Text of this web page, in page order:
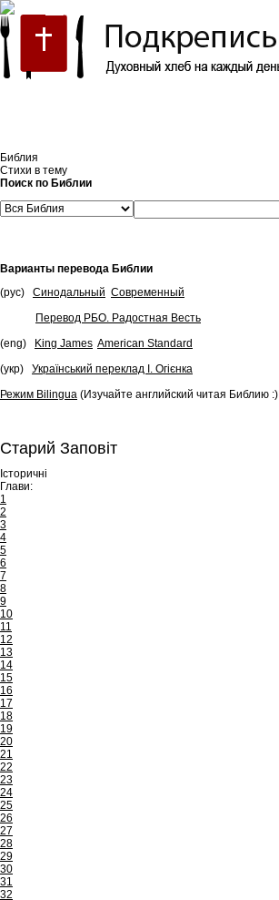
Библия
Стихи в тему
Поиск по Библии
Варианты перевода Библии
(рус)
Синодальный Современный
Перевод РБО. Радостная Весть
(eng)
King James American Standard
(укр)
Український переклад І. Огієнка
Режим Bilingua (Изучайте английский читая Библию :)
Старий Заповіт
Історичні
Глави:
1
2
3
4
5
6
7
8
9
10
11
12
13
14
15
16
17
18
19
20
21
22
23
24
25
26
27
28
29
30
31
32